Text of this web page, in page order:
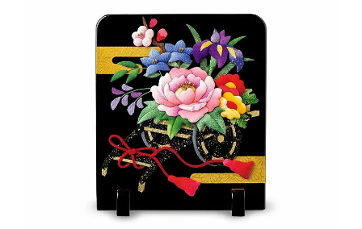
レビューを見る
コーポレートサイト